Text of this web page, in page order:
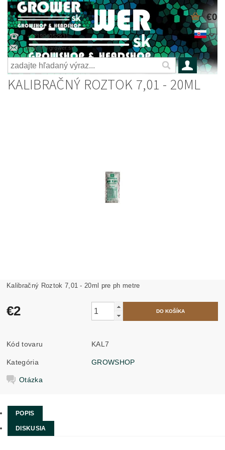
+421904052931
grower@grower.sk
€0
KALIBRAČNÝ ROZTOK 7,01 - 20ML
Kalibračný Roztok 7,01 - 20ml pre ph metre
€2
Kód tovaru KAL7
Kategória GROWSHOP
Otázka
POPIS
DISKUSIA